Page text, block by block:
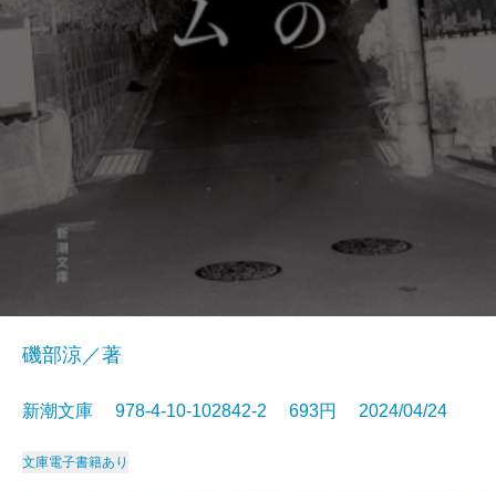
磯部涼／著
新潮文庫 978-4-10-102842-2 693円 2024/04/24
文庫電子書籍あり